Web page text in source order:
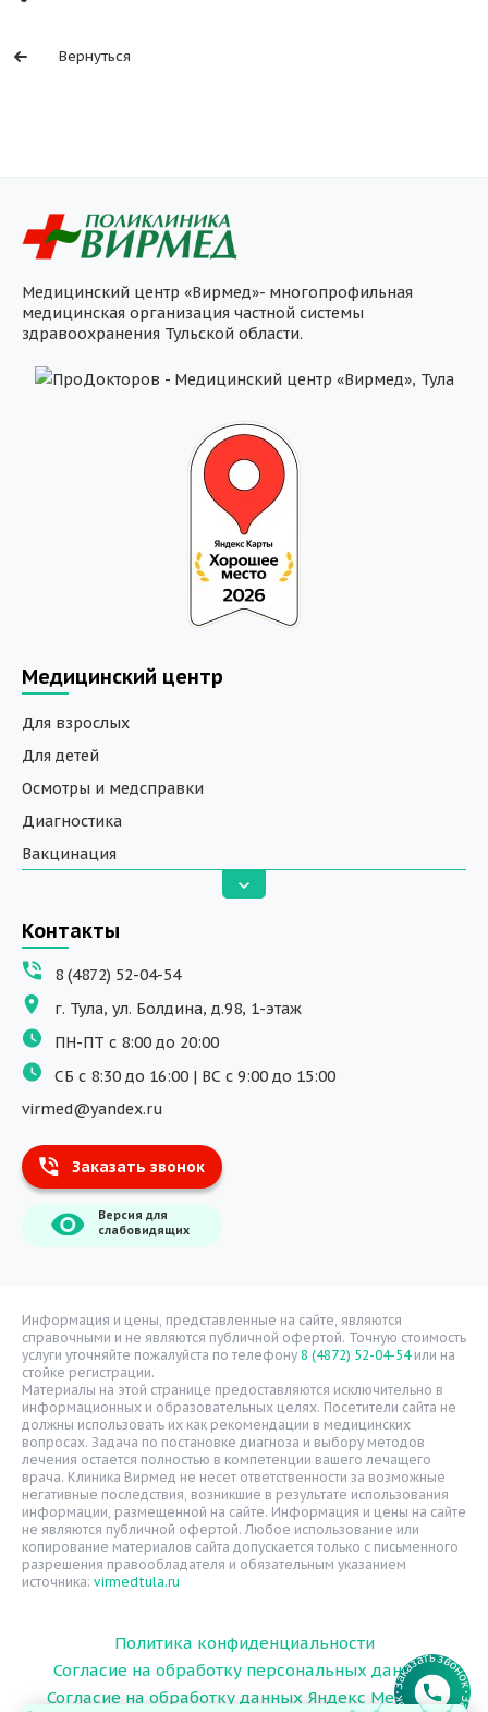
Вернуться
Медицинский центр «Вирмед»- многопрофильная
медицинская организация частной системы
здравоохранения Тульской области.
Медицинский центр
Для взрослых
Для детей
Осмотры и медсправки
Диагностика
Вакцинация
Вызов на дом
ДНК исследования
Программы обучения
Физиотерапия
ДМС
Массаж
Тест на хеликобактер
Информация
О компании
Расписание врачей
Надзорные органы
Статьи
Вопрос-ответ
Видео
Вакансии
Карта сайта
Контакты
Контакты
8 (4872) 52-04-54
г. Тула, ул. Болдина, д.98, 1-этаж
ПН-ПТ с 8:00 до 20:00
СБ с 8:30 до 16:00 | ВС с 9:00 до 15:00
virmed@yandex.ru
Заказать звонок
Версия для
слабовидящих
Информация и цены, представленные на сайте, являются
справочными и не являются публичной офертой. Точную стоимость
услуги уточняйте пожалуйста по телефону 8 (4872) 52-04-54или на
стойке регистрации.
Материалы на этой странице предоставляются исключительно в
информационных и образовательных целях. Посетители сайта не
должны использовать их как рекомендации в медицинских
вопросах. Задача по постановке диагноза и выбору методов
лечения остается полностью в компетенции вашего лечащего
врача. Клиника Вирмед не несет ответственности за возможные
негативные последствия, возникшие в результате использования
информации, размещенной на сайте. Информация и цены на сайте
не являются публичной офертой. Любое использование или
копирование материалов сайта допускается только с письменного
разрешения правообладателя и обязательным указанием
источника: virmedtula.ru
Политика конфиденциальности
Согласие на обработку персональных данных
Согласие на обработку данных Яндекс Метрика